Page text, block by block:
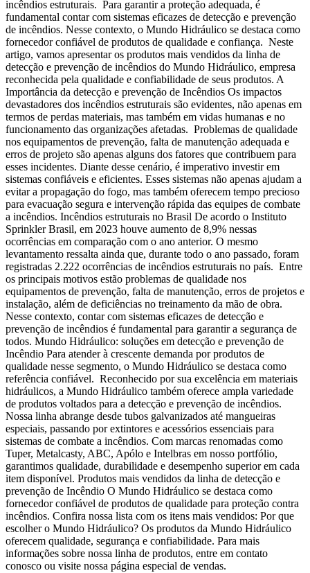
incêndios estruturais. Para garantir a proteção adequada, é
fundamental contar com sistemas eficazes de detecção e prevenção
de incêndios. Nesse contexto, o Mundo Hidráulico se destaca como
fornecedor confiável de produtos de qualidade e confiança. Neste
artigo, vamos apresentar os produtos mais vendidos da linha de
detecção e prevenção de incêndios do Mundo Hidráulico, empresa
reconhecida pela qualidade e confiabilidade de seus produtos. A
Importância da detecção e prevenção de Incêndios Os impactos
devastadores dos incêndios estruturais são evidentes, não apenas em
termos de perdas materiais, mas também em vidas humanas e no
funcionamento das organizações afetadas. Problemas de qualidade
nos equipamentos de prevenção, falta de manutenção adequada e
erros de projeto são apenas alguns dos fatores que contribuem para
esses incidentes. Diante desse cenário, é imperativo investir em
sistemas confiáveis e eficientes. Esses sistemas não apenas ajudam a
evitar a propagação do fogo, mas também oferecem tempo precioso
para evacuação segura e intervenção rápida das equipes de combate
a incêndios. Incêndios estruturais no Brasil De acordo o Instituto
Sprinkler Brasil, em 2023 houve aumento de 8,9% nessas
ocorrências em comparação com o ano anterior. O mesmo
levantamento ressalta ainda que, durante todo o ano passado, foram
registradas 2.222 ocorrências de incêndios estruturais no país. Entre
os principais motivos estão problemas de qualidade nos
equipamentos de prevenção, falta de manutenção, erros de projetos e
instalação, além de deficiências no treinamento da mão de obra.
Nesse contexto, contar com sistemas eficazes de detecção e
prevenção de incêndios é fundamental para garantir a segurança de
todos. Mundo Hidráulico: soluções em detecção e prevenção de
Incêndio Para atender à crescente demanda por produtos de
qualidade nesse segmento, o Mundo Hidráulico se destaca como
referência confiável. Reconhecido por sua excelência em materiais
hidráulicos, a Mundo Hidráulico também oferece ampla variedade
de produtos voltados para a detecção e prevenção de incêndios.
Nossa linha abrange desde tubos galvanizados até mangueiras
especiais, passando por extintores e acessórios essenciais para
sistemas de combate a incêndios. Com marcas renomadas como
Tuper, Metalcasty, ABC, Apólo e Intelbras em nosso portfólio,
garantimos qualidade, durabilidade e desempenho superior em cada
item disponível. Produtos mais vendidos da linha de detecção e
prevenção de Incêndio O Mundo Hidráulico se destaca como
fornecedor confiável de produtos de qualidade para proteção contra
incêndios. Confira nossa lista com os itens mais vendidos: Por que
escolher o Mundo Hidráulico? Os produtos da Mundo Hidráulico
oferecem qualidade, segurança e confiabilidade. Para mais
informações sobre nossa linha de produtos, entre em contato
conosco ou visite nossa página especial de vendas.